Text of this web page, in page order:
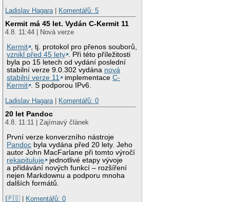
Ladislav Hagara | Komentářů: 5
Kermit má 45 let. Vydán C-Kermit 11
4.8. 11:44 | Nová verze
Kermit , tj. protokol pro přenos souborů,
vznikl před 45 lety . Při této příležitosti
byla po 15 letech od vydání poslední
stabilní verze 9.0.302 vydána nová
stabilní verze 11
implementaceC-
Kermit . S podporou IPv6.
Ladislav Hagara | Komentářů: 0
20 let Pandoc
4.8. 11:11 | Zajímavý článek
První verze konverzního nástroje
Pandoc byla vydána před 20 lety. Jeho
autor John MacFarlane při tomto výročí
rekapituluje
jednotlivé etapy vývoje
a přidávání nových funkcí – rozšíření
nejen Markdownu a podporu mnoha
dalších formátů.
|🇵🇸 | Komentářů: 0